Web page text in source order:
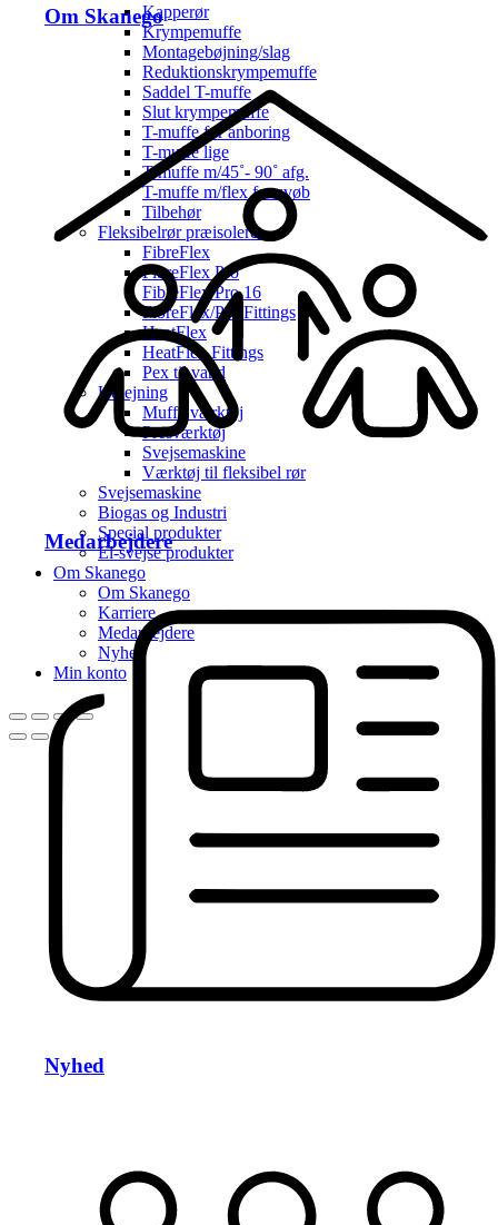
Om Skanego
Medarbejdere
Nyhed
Kapperør
Krympemuffe
Montagebøjning/slag
Reduktionskrympemuffe
Saddel T-muffe
Slut krympemuffe
T-muffe for anboring
T-muffe lige
T-muffe m/45˚- 90˚ afg.
T-muffe m/flex for svøb
Tilbehør
Fleksibelrør præisoleret
FibreFlex
FibreFlex Pro
FibreFlex Pro 16
FibreFlex/Pro Fittings
HeatFlex
HeatFlex Fittings
Pex til vand
Udlejning
Muffe værktøj
Presværktøj
Svejsemaskine
Værktøj til fleksibel rør
Svejsemaskine
Biogas og Industri
Special produkter
El-svejse produkter
Om Skanego
Om Skanego
Karriere
Medarbejdere
Nyhed
Min konto